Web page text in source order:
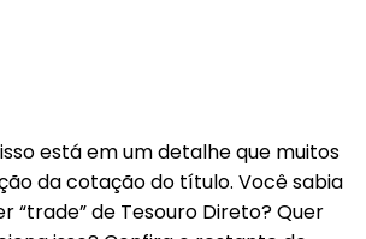
está em um detalhe que muitos
da cotação do título. Você sabia
“trade” de Tesouro Direto? Quer